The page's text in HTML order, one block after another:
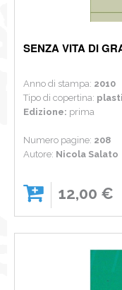
SENZA VITA DI
Anno di stampa: 2010
Tipo di copertina:
Edizione: prima
Numero pagine: 208
Autore: Nicola Salato
12,00 €